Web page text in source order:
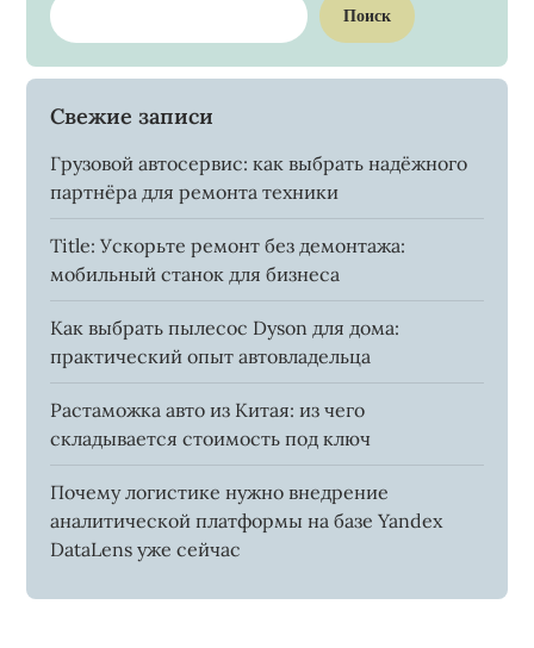
Поиск
Свежие записи
Грузовой автосервис: как выбрать надёжного
партнёра для ремонта техники
Title: Ускорьте ремонт без демонтажа:
мобильный станок для бизнеса
Как выбрать пылесос Dyson для дома:
практический опыт автовладельца
Растаможка авто из Китая: из чего
складывается стоимость под ключ
Почему логистике нужно внедрение
аналитической платформы на базе Yandex
DataLens уже сейчас